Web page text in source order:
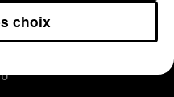
D’UTILISATION
PLAN DU SITE
choix